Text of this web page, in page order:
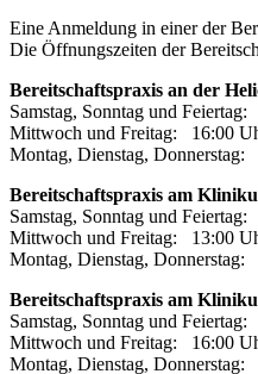
Eine Anmeldung in einer der
Die Öffnungszeiten der
Bereitschaftspraxis an der
Samstag, Sonntag und
Mittwoch und Freitag: 16:00
Montag, Dienstag,
Bereitschaftspraxis am
Samstag, Sonntag und
Mittwoch und Freitag: 13:00
Montag, Dienstag,
Bereitschaftspraxis am
Samstag, Sonntag und
Mittwoch und Freitag: 16:00
Montag, Dienstag,